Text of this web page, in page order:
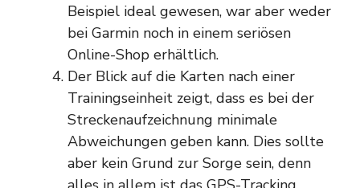
Beispiel ideal gewesen, war aber weder
bei Garmin noch in einem seriösen
Online-Shop erhältlich.
Der Blick auf die Karten nach einer
Trainingseinheit zeigt, dass es bei der
Streckenaufzeichnung minimale
Abweichungen geben kann. Dies sollte
aber kein Grund zur Sorge sein, denn